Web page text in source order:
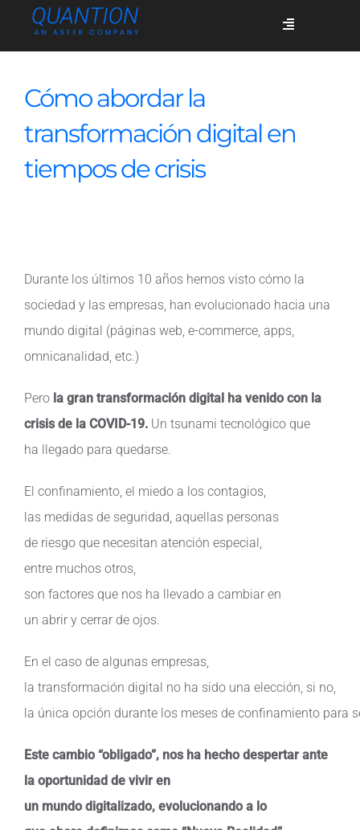
Toggle
Quiénes somos
Contacto
Cómo abordar la
transformación digital en
tiempos de crisis
Durante los últimos 10 años hemos visto cómo la
sociedad y las empresas, han evolucionado hacia una
mundo digital (páginas web, e-commerce, apps,
omnicanalidad, etc.)
Pero la gran transformación digital ha venido con la
crisis de la COVID-19. Un tsunami tecnológico que
ha llegado para quedarse.
El confinamiento, el miedo a los contagios,
las medidas de seguridad, aquellas personas
de riesgo que necesitan atención especial,
entre muchos otros,
son factores que nos ha llevado a cambiar en
un abrir y cerrar de ojos.
En el caso de algunas empresas,
la transformación digital no ha sido una elección, si no,
la única opción durante los meses de confinamiento para
Este cambio “obligado”, nos ha hecho despertar ante
la oportunidad de vivir en
un mundo digitalizado, evolucionando a lo